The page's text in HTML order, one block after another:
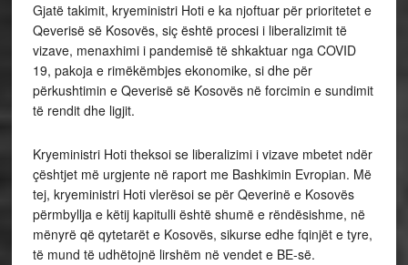
Gjatë takimit, kryeministri Hoti e ka njoftuar për prioritetet e
Qeverisë së Kosovës, siç është procesi i liberalizimit të
vizave, menaxhimi i pandemisë të shkaktuar nga COVID
19, pakoja e rimëkëmbjes ekonomike, si dhe për
përkushtimin e Qeverisë së Kosovës në forcimin e sundimit
të rendit dhe ligjit.
Kryeministri Hoti theksoi se liberalizimi i vizave mbetet ndër
çështjet më urgjente në raport me Bashkimin Evropian. Më
tej, kryeministri Hoti vlerësoi se për Qeverinë e Kosovës
përmbyllja e këtij kapitulli është shumë e rëndësishme, në
mënyrë që qytetarët e Kosovës, sikurse edhe fqinjët e tyre,
të mund të udhëtojnë lirshëm në vendet e BE-së.